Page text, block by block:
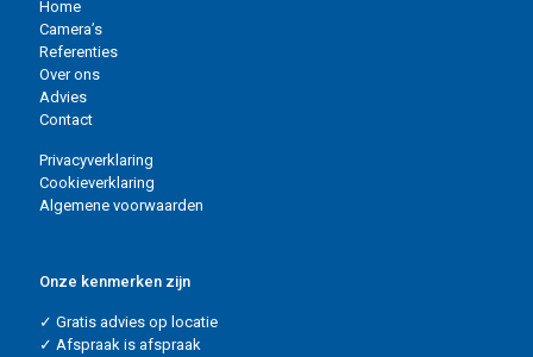
Home
Camera’s
Referenties
Over ons
Advies
Contact
Privacyverklaring
Cookieverklaring
Algemene voorwaarden
Onze kenmerken zijn
✓ Gratis advies op locatie
✓ Afspraak is afspraak